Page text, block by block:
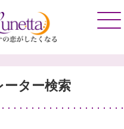
ター検索